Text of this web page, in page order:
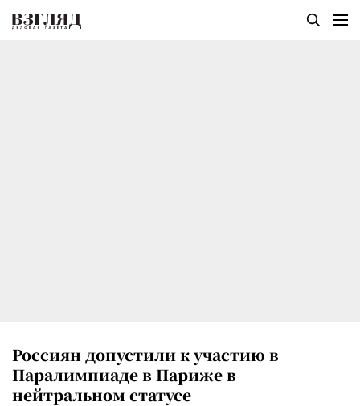
Россиян допустили к участию в
Паралимпиаде в Париже в
нейтральном статусе